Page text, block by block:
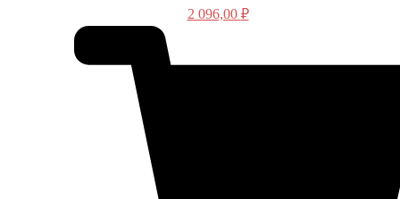
2 096,00 ₽